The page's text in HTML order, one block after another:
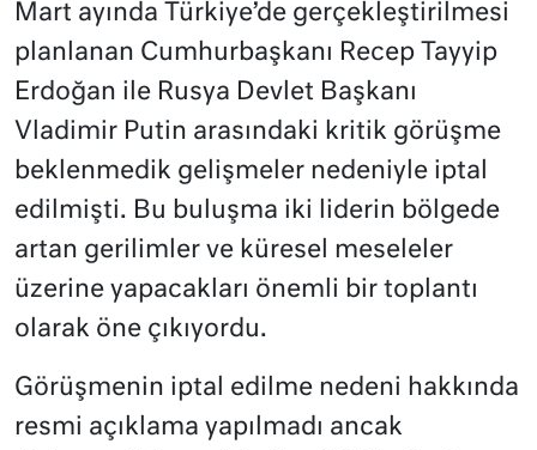
Mart ayında Türkiye’de gerçekleştirilmesi
planlanan Cumhurbaşkanı Recep Tayyip
Erdoğan ile Rusya Devlet Başkanı
Vladimir Putin arasındaki kritik görüşme
beklenmedik gelişmeler nedeniyle iptal
edilmişti. Bu buluşma iki liderin bölgede
artan gerilimler ve küresel meseleler
üzerine yapacakları önemli bir toplantı
olarak öne çıkıyordu.
Görüşmenin iptal edilme nedeni hakkında
resmi açıklama yapılmadı ancak